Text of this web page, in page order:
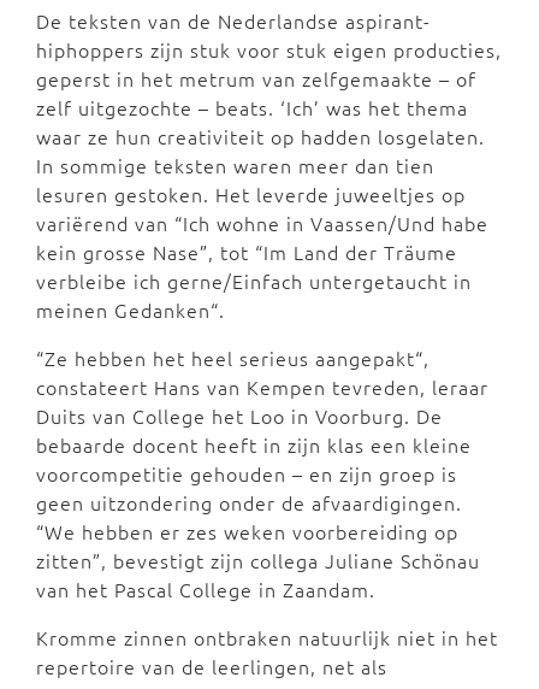
De teksten van de Nederlandse aspirant-
hiphoppers zijn stuk voor stuk eigen producties,
geperst in het metrum van zelfgemaakte – of
zelf uitgezochte – beats. ‘Ich’ was het thema
waar ze hun creativiteit op hadden losgelaten.
In sommige teksten waren meer dan tien
lesuren gestoken. Het leverde juweeltjes op
variërend van “Ich wohne in Vaassen/Und habe
kein grosse Nase”, tot “Im Land der Träume
verbleibe ich gerne/Einfach untergetaucht in
meinen Gedanken“.
“Ze hebben het heel serieus aangepakt“,
constateert Hans van Kempen tevreden, leraar
Duits van College het Loo in Voorburg. De
bebaarde docent heeft in zijn klas een kleine
voorcompetitie gehouden – en zijn groep is
geen uitzondering onder de afvaardigingen.
“We hebben er zes weken voorbereiding op
zitten”, bevestigt zijn collega Juliane Schönau
van het Pascal College in Zaandam.
Kromme zinnen ontbraken natuurlijk niet in het
repertoire van de leerlingen, net als